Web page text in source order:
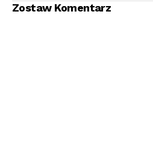
Zostaw Komentarz